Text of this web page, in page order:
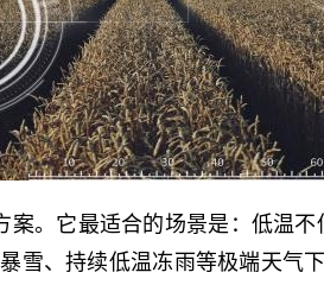
案。它最适合的场景是：低温
雪、持续低温冻雨等极端天气